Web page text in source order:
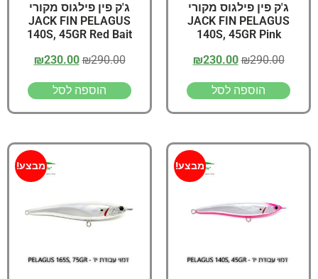
ג'ק פין פילגוס מקורי
JACK FIN PELAGUS
140S, 45GR Pink
₪290.00
₪230.00
הוספה לסל
ג'ק פין פילגוס מקורי
JACK FIN PELAGUS
140S, 45GR Red Bait
₪290.00
₪230.00
הוספה לסל
מבצע! מבצע!